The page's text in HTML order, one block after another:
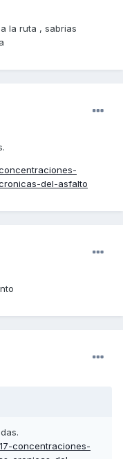
la ruta , sabrias
del-asfalto
concentraciones-